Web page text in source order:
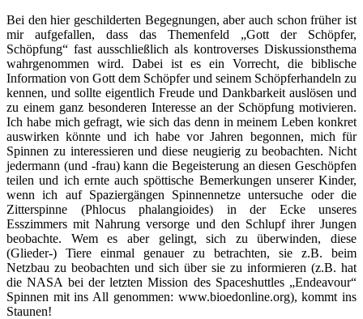
Bei den hier geschilderten Begegnungen, aber auch schon früher ist
mir aufgefallen, dass das Themenfeld „Gott der Schöpfer,
Schöpfung“ fast ausschließlich als kontroverses Diskussionsthema
wahrgenommen wird. Dabei ist es ein Vorrecht, die biblische
Information von Gott dem Schöpfer und seinem Schöpferhandeln zu
kennen, und sollte eigentlich Freude und Dankbarkeit auslösen und
zu einem ganz besonderen Interesse an der Schöpfung motivieren.
Ich habe mich gefragt, wie sich das denn in meinem Leben konkret
auswirken könnte und ich habe vor Jahren begonnen, mich für
Spinnen zu interessieren und diese neugierig zu beobachten. Nicht
jedermann (und -frau) kann die Begeisterung an diesen Geschöpfen
teilen und ich ernte auch spöttische Bemerkungen unserer Kinder,
wenn ich auf Spaziergängen Spinnennetze untersuche oder die
Zitterspinne (Phlocus phalangioides) in der Ecke unseres
Esszimmers mit Nahrung versorge und den Schlupf ihrer Jungen
beobachte. Wem es aber gelingt, sich zu überwinden, diese
(Glieder-) Tiere einmal genauer zu betrachten, sie z.B. beim
Netzbau zu beobachten und sich über sie zu informieren (z.B. hat
die NASA bei der letzten Mission des Spaceshuttles „Endeavour“
Spinnen mit ins All genommen: www.bioedonline.org), kommt ins
Staunen!